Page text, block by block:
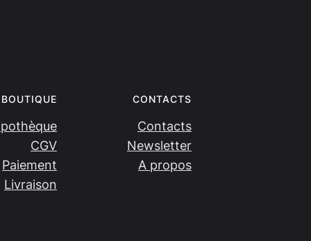
BOUTIQUE
CGV
Paiement
Livraison
CONTACTS
Contacts
Newsletter
A propos